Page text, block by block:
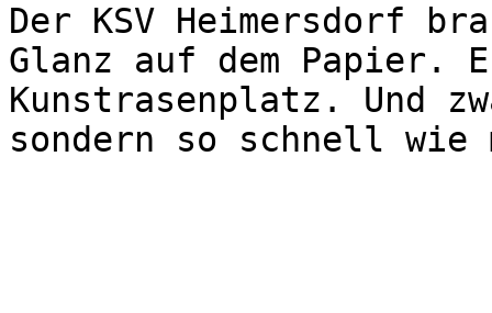
Der KSV Heimersdorf
Glanz auf dem Papier.
Kunstrasenplatz. Und
sondern so schnell wie